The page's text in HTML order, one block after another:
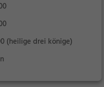
(heilige drei könige)